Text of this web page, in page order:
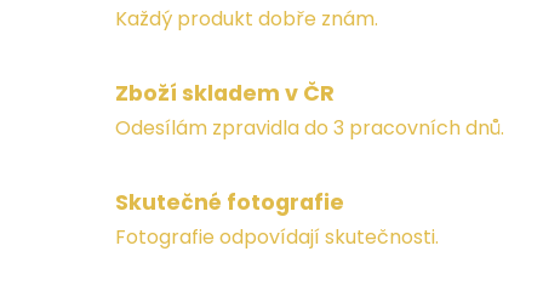
Každý produkt dobře znám.
Zboží skladem v ČR
Odesílám zpravidla do 3 pracovních dnů.
Skutečné fotografie
Fotografie odpovídají skutečnosti.